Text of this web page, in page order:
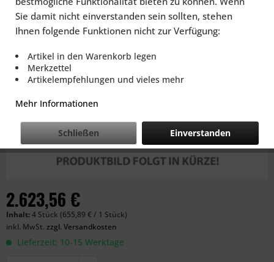
2.623,56 €
Inhalt:4 Stück (655,89 € / 1 Stück)
inkl. MwSt. zzgl. Versandkosten
Lieferzeit: 10-15 Werktage
Sie damit nicht einverstanden sein sollten, stehen
Ihnen folgende Funktionen nicht zur Verfügung:
Artikel in den Warenkorb legen
Merkzettel
Artikelempfehlungen und vieles mehr
Mehr Informationen
Einverstanden
Schließen